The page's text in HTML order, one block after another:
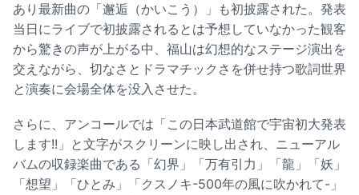
あり最新曲の「邂逅（かいこう）」も初披露された。発表
当日にライブで初披露されるとは予想していなかった観客
から驚きの声が上がる中、福山は幻想的なステージ演出を
交えながら、切なさとドラマチックさを併せ持つ歌詞世界
と演奏に会場全体を没入させた。
さらに、アンコールでは「この日本武道館で宇宙初大発表
します!!」と文字がスクリーンに映し出され、ニューアル
バムの収録楽曲である「幻界」「万有引力」「龍」「妖」
「想望」「ひとみ」「クスノキ-500年の風に吹かれて-」